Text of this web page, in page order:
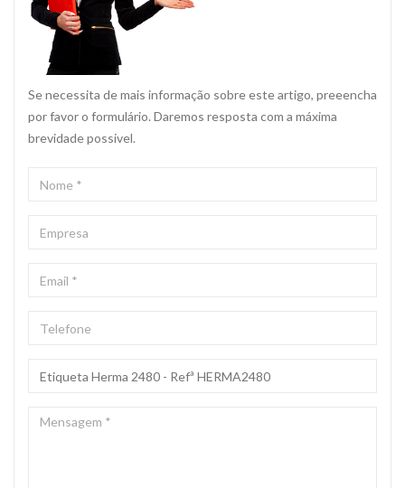
Se necessita de mais informação sobre este artigo, preeencha
por favor o formulário. Daremos resposta com a máxima
brevidade possivel.